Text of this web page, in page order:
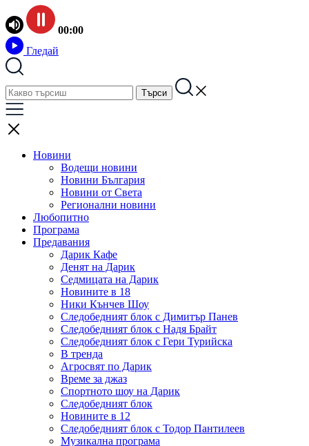
00:00
Гледай
Новини
Водещи новини
Новини България
Новини от Света
Регионални новини
Любопитно
Програма
Предавания
Дарик Кафе
Денят на Дарик
Седмицата на Дарик
Новините в 18
Ники Кънчев Шоу
Следобедният блок с Димитър Панев
Следобедният блок с Надя Брайт
Следобедният блок с Гери Турийска
В тренда
Агросвят по Дарик
Време за джаз
Спортното шоу на Дарик
Следобедният блок
Новините в 12
Следобедният блок с Тодор Пантилеев
Музикална програма